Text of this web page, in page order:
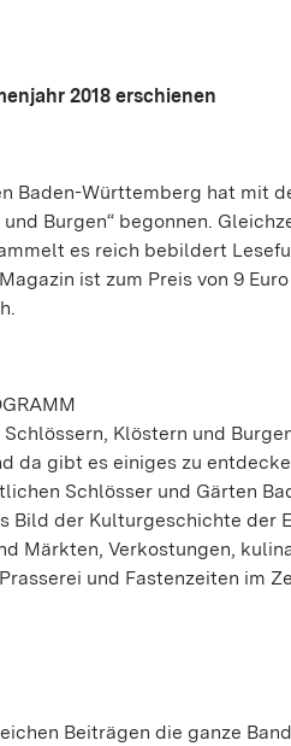
2018 erschienen
Baden-Württemberg hat mit
Burgen“ begonnen.
es reich bebildert
ist zum Preis von 9
Schlössern, Klöstern und
da gibt es einiges zu
Schlösser und Gärten
der Kulturgeschichte der
Märkten, Verkostungen,
und Fastenzeiten im
Beiträgen die ganze